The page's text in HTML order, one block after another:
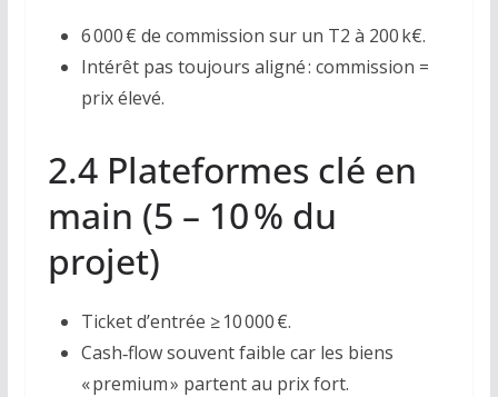
6 000 € de commission sur un T2 à 200 k€.
Intérêt pas toujours aligné : commission =
prix élevé.
2.4 Plateformes clé en
main (5 – 10 % du
projet)
Ticket d’entrée ≥ 10 000 €.
Cash‑flow souvent faible car les biens
« premium » partent au prix fort.